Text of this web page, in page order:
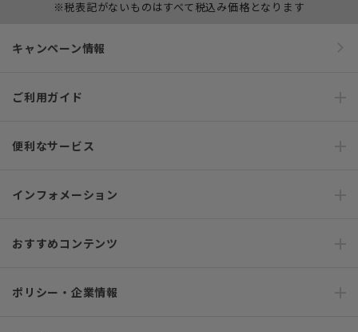
※税表記がないものはすべて税込み価格となります
キャンペーン情報
ご利用ガイド
便利なサービス
インフォメーション
おすすめコンテンツ
ポリシー・企業情報